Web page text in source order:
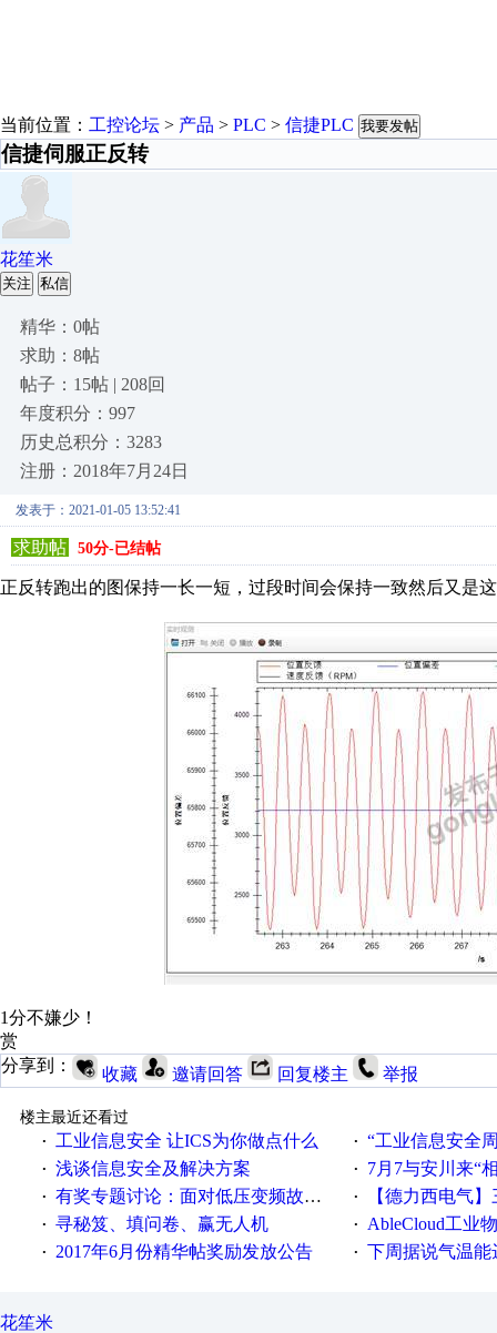
当前位置： 工控论坛 > 产品 > PLC > 信捷PLC 我要发帖
信捷伺服正反转
花笙米
关注 私信
精华：0帖
求助：8帖
帖子：15帖 | 208回
年度积分：997
历史总积分：3283
注册：2018年7月24日
发表于：2021-01-05 13:52:41
求助帖 50分-已结帖
正反转跑出的图保持一长一短，过段时间会保持一致然后又是
1分不嫌少！
赏
分享到：
收藏 邀请回答 回复楼主 举报
楼主最近还看过
·
工业信息安全 让ICS为你做点什么 · “工业信息安全周之我见”
· 浅谈信息安全及解决方案 · 7月7与安川来“
· 有奖专题讨论：面对低压变频故障，老手是这样解决的！ · 【德力西电气】三
· 寻秘笈、填问卷、赢无人机 · AbleCloud工业物联
· 2017年6月份精华帖奖励发放公告 · 下周据说气温能
花笙米